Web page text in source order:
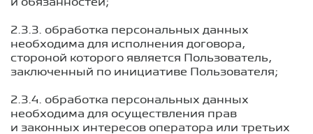
и обязанностей;
2.3.3. обработка персональных данных
необходима для исполнения договора,
стороной которого является Пользователь,
заключенный по инициативе Пользователя;
2.3.4. обработка персональных данных
необходима для осуществления прав
и законных интересов оператора или третьих